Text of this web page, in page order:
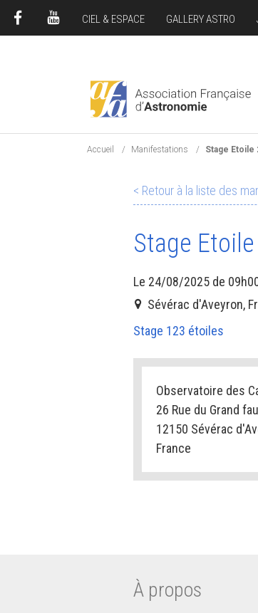
CIEL & ESPACE GALLERY ASTRO
Accueil Manifestations Stage Etoile
< Retour à la liste des
Stage
Le 24/08/2025 de
Sévérac d'Aveyron,
Stage 123 étoiles
Observatoire des
26 Rue du Grand
12150 Sévérac
France
À propos